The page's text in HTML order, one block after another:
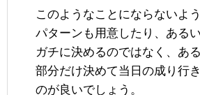
このようなことにならないよ
パターンも用意したり、ある
ガチに決めるのではなく、あ
部分だけ決めて当日の成り行
のが良いでしょう。